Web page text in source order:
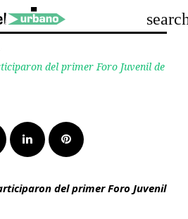
del primer Foro Juvenil de
LinkedInPinterest
del primer Foro Juvenil